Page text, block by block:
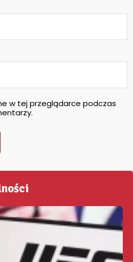
w tej przeglądarce podczas